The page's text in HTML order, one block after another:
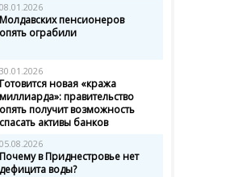
08.01.2026
Молдавских пенсионеров
опять ограбили
30.01.2026
Готовится новая «кража
миллиарда»: правительство
опять получит возможность
спасать активы банков
05.08.2026
Почему в Приднестровье нет
дефицита воды?